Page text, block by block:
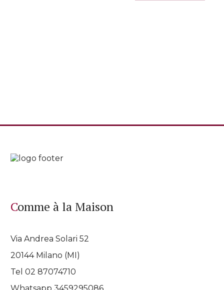
Comme à la Maison
Via Andrea Solari 52
20144 Milano (MI)
Tel 02 87074710